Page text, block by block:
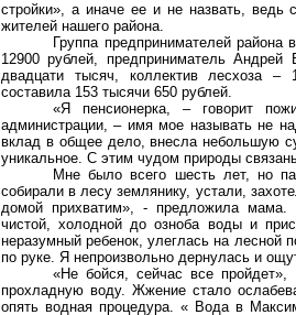
стройки», а иначе ее и не назвать, ведь
жителей нашего района.
Группа предпринимателей
12900 рублей, предприниматель Андрей
двадцати тысяч, коллектив лесхоза –
составила 153 тысячи 650 рублей.
«Я пенсионерка, – говорит
администрации, – имя мое называть не
вклад в общее дело, внесла небольшую
уникальное. С этим чудом природы
Мне было всего шесть лет, но
собирали в лесу землянику, устали,
домой прихватим», - предложила мама.
чистой, холодной до озноба воды и
неразумный ребенок, улеглась на лесной
по руке. Я непроизвольно дернулась и
«Не бойся, сейчас все
прохладную воду. Жжение стало
опять водная процедура. « Вода в